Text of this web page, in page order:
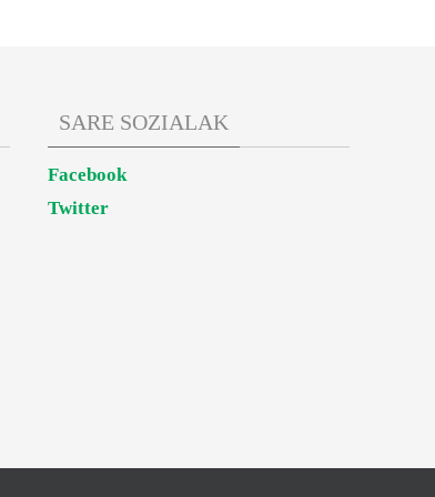
SARE SOZIALAK
Facebook
Twitter